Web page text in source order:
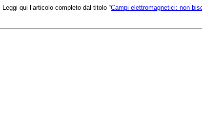
Leggi qui l’articolo completo dal titolo “Campi elettromagnetici: non